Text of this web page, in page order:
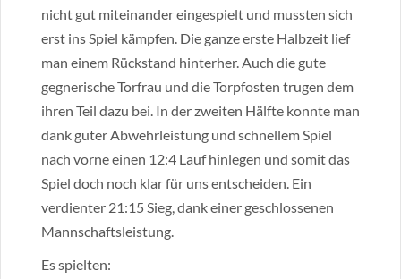
nicht gut miteinander eingespielt und mussten sich
erst ins Spiel kämpfen. Die ganze erste Halbzeit lief
man einem Rückstand hinterher. Auch die gute
gegnerische Torfrau und die Torpfosten trugen dem
ihren Teil dazu bei. In der zweiten Hälfte konnte man
dank guter Abwehrleistung und schnellem Spiel
nach vorne einen 12:4 Lauf hinlegen und somit das
Spiel doch noch klar für uns entscheiden. Ein
verdienter 21:15 Sieg, dank einer geschlossenen
Mannschaftsleistung.
Es spielten: